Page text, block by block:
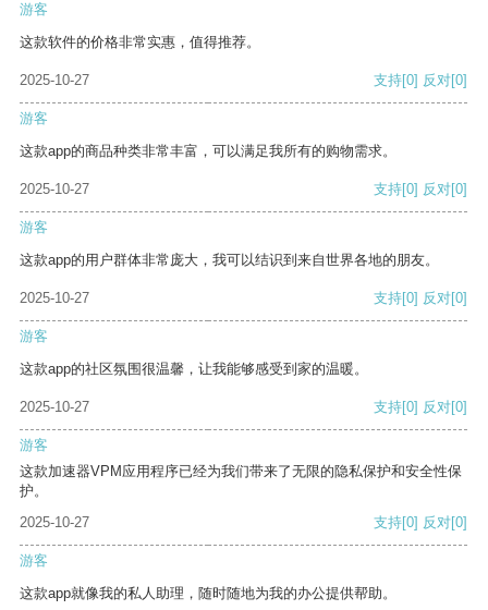
游客
这款软件的价格非常实惠，值得推荐。
2025-10-27 支持[0] 反对[0]
游客
这款app的商品种类非常丰富，可以满足我所有的购物需求。
2025-10-27 支持[0] 反对[0]
游客
这款app的用户群体非常庞大，我可以结识到来自世界各地的朋友。
2025-10-27 支持[0] 反对[0]
游客
这款app的社区氛围很温馨，让我能够感受到家的温暖。
2025-10-27 支持[0] 反对[0]
游客
这款加速器VPM应用程序已经为我们带来了无限的隐私保护和安全性保
护。
2025-10-27
支持[0] 反对[0]
游客
这款app就像我的私人助理，随时随地为我的办公提供帮助。